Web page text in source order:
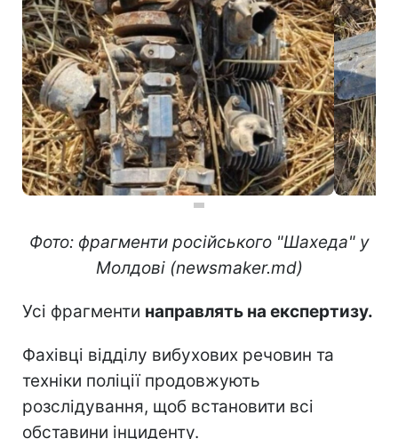
Фото: фрагменти російського "Шахеда" у
Молдові (newsmaker.md)
Усі фрагменти направлять на експертизу.
Фахівці відділу вибухових речовин та
техніки поліції продовжують
розслідування, щоб встановити всі
обставини інциденту.